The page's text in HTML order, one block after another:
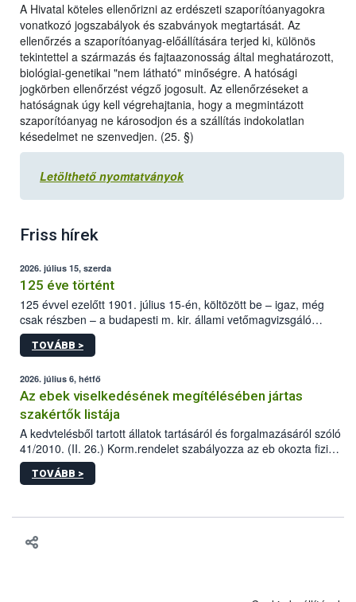
A Hivatal köteles ellenőrizni az erdészeti szaporítóanyagokra
vonatkozó jogszabályok és szabványok megtartását. Az
ellenőrzés a szaporítóanyag-előállítására terjed ki, különös
tekintettel a származás és fajtaazonosság által meghatározott,
biológiai-genetikai "nem látható" minőségre. A hatósági
jogkörben ellenőrzést végző jogosult. Az ellenőrzéseket a
hatóságnak úgy kell végrehajtania, hogy a megmintázott
szaporítóanyag ne károsodjon és a szállítás indokolatlan
késedelmet ne szenvedjen. (25. §)
Letölthető nyomtatványok
Friss hírek
2026. július 15, szerda
125 éve történt
125 évvel ezelőtt 1901. július 15-én, költözött be – igaz, még
csak részben – a budapesti m. kir. állami vetőmagvizsgáló
állomás a Kis Rókus utca 15. szám alatti, Czigler Győző által
tervezett új épületébe.
TOVÁBB >
2026. július 6, hétfő
Az ebek viselkedésének megítélésében jártas
szakértők listája
A kedvtelésből tartott állatok tartásáról és forgalmazásáról szóló
41/2010. (II. 26.) Korm.rendelet szabályozza az eb okozta fizikai
sérülés, illetve ennek veszélye keletkezésekor felmerülő
hatósági feladatokat, valamint a veszélyes eb tartását és annak
TOVÁBB >